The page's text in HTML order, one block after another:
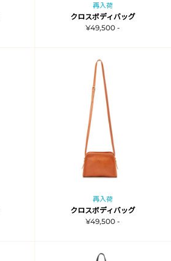
再入荷
クロスボディバッグ
¥49,500 -
再入荷
クロスボディバッグ
¥49,500 -